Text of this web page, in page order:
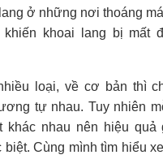
ở những nơi thoáng
khoai lang bị mất
loại, về cơ bản thì
tự nhau. Tuy nhiên
khác nhau nên hiệu quả
Cùng mình tìm hiểu